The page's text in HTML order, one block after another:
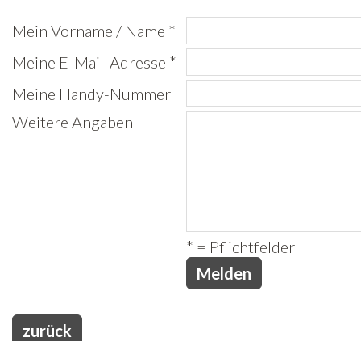
Mein Vorname / Name *
Meine E-Mail-Adresse *
Meine Handy-Nummer
Weitere Angaben
* = Pflichtfelder
zurück